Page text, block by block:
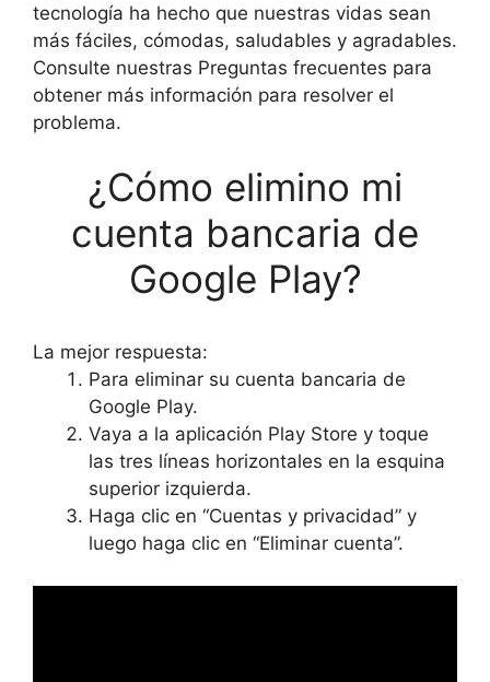
tecnología ha hecho que nuestras vidas sean
más fáciles, cómodas, saludables y agradables.
Consulte nuestras Preguntas frecuentes para
obtener más información para resolver el
problema.
¿Cómo elimino mi
cuenta bancaria de
Google Play?
La mejor respuesta:
Para eliminar su cuenta bancaria de
Google Play.
Vaya a la aplicación Play Store y toque
las tres líneas horizontales en la esquina
superior izquierda.
Haga clic en “Cuentas y privacidad” y
luego haga clic en “Eliminar cuenta”.